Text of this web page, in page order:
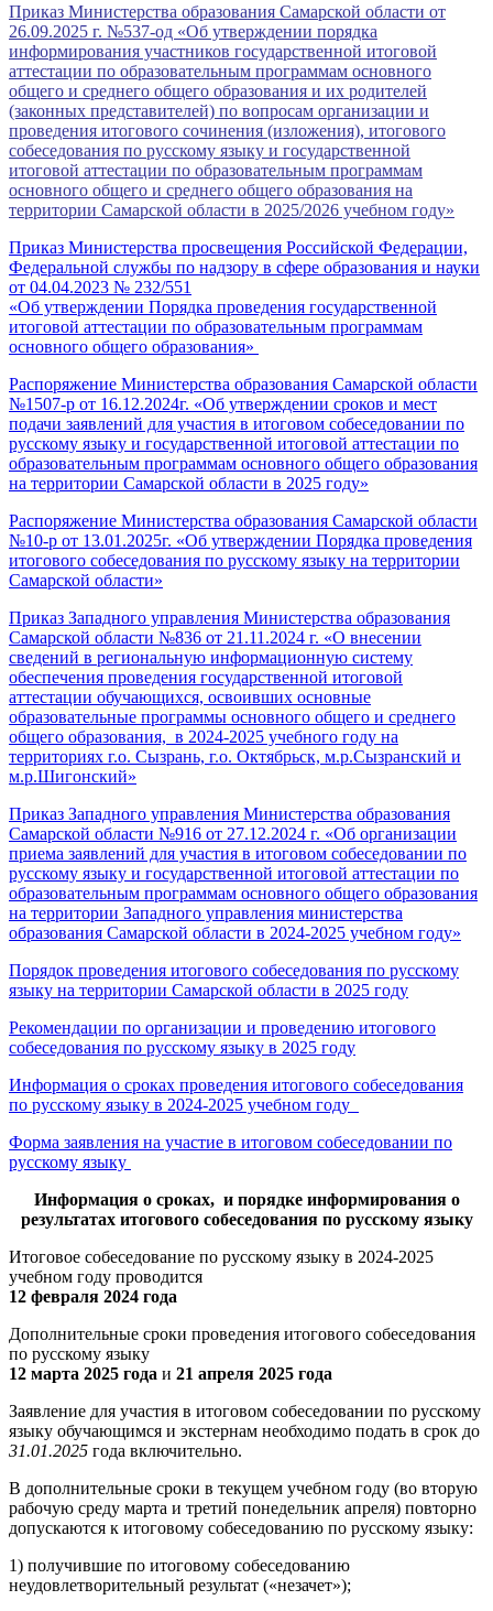
Приказ Министерства образования Самарской области от
26.09.2025 г. №537-од «Об утверждении порядка
информирования участников государственной итоговой
аттестации по образовательным программам основного
общего и среднего общего образования и их родителей
(законных представителей) по вопросам организации и
проведения итогового сочинения (изложения), итогового
собеседования по русскому языку и государственной
итоговой аттестации по образовательным программам
основного общего и среднего общего образования на
территории Самарской области в 2025/2026 учебном году»
Приказ Министерства просвещения Российской Федерации,
Федеральной службы по надзору в сфере образования и науки
от 04.04.2023 № 232/551
«Об утверждении Порядка проведения государственной
итоговой аттестации по образовательным программам
основного общего образования»
Распоряжение Министерства образования Самарской области
№1507-р от 16.12.2024г. «Об утверждении сроков и мест
подачи заявлений для участия в итоговом собеседовании по
русскому языку и государственной итоговой аттестации по
образовательным программам основного общего образования
на территории Самарской области в 2025 году»
Распоряжение Министерства образования Самарской области
№10-р от 13.01.2025г. «Об утверждении Порядка проведения
итогового собеседования по русскому языку на территории
Самарской области»
Приказ Западного управления Министерства образования
Самарской области №836 от 21.11.2024 г. «О внесении
сведений в региональную информационную систему
обеспечения проведения государственной итоговой
аттестации обучающихся, освоивших основные
образовательные программы основного общего и среднего
общего образования, в 2024-2025 учебного году на
территориях г.о. Сызрань, г.о. Октябрьск, м.р.Сызранский и
м.р.Шигонский»
Приказ Западного управления Министерства образования
Самарской области №916 от 27.12.2024 г. «Об организации
приема заявлений для участия в итоговом собеседовании по
русскому языку и государственной итоговой аттестации по
образовательным программам основного общего образования
на территории Западного управления министерства
образования Самарской области в 2024-2025 учебном году»
Порядок проведения итогового собеседования по русскому
языку на территории Самарской области в 2025 году
Рекомендации по организации и проведению итогового
собеседования по русскому языку в 2025 году
Информация о сроках проведения итогового собеседования
по русскому языку в 2024-2025 учебном году
Форма заявления на участие в итоговом собеседовании по
русскому языку
Информация о сроках, и порядке информирования о
результатах итогового собеседования по русскому языку
Итоговое собеседование по русскому языку в 2024-2025
учебном году проводится
12 февраля 2024 года
Дополнительные сроки проведения итогового собеседования
по русскому языку
12 марта 2025 года и 21 апреля 2025 года
Заявление для участия в итоговом собеседовании по русскому
языку обучающимся и экстернам необходимо подать в срок до
31.01.2025 года включительно.
В дополнительные сроки в текущем учебном году (во вторую
рабочую среду марта и третий понедельник апреля) повторно
допускаются к итоговому собеседованию по русскому языку:
1) получившие по итоговому собеседованию
неудовлетворительный результат («незачет»);